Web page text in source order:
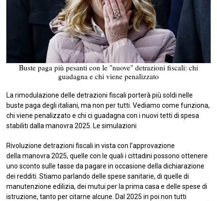
Buste paga più pesanti con le "nuove" detrazioni fiscali: chi
guadagna e chi viene penalizzato
La rimodulazione delle detrazioni fiscali porterà più soldi nelle
buste paga degli italiani, ma non per tutti. Vediamo come funziona,
chi viene penalizzato e chi ci guadagna con i nuovi tetti di spesa
stabiliti dalla manovra 2025. Le simulazioni
Rivoluzione detrazioni fiscali in vista con l’approvazione
della manovra 2025, quelle con le quali i cittadini possono ottenere
uno sconto sulle tasse da pagare in occasione della dichiarazione
dei redditi. Stiamo parlando delle spese sanitarie, di quelle di
manutenzione edilizia, dei mutui per la prima casa e delle spese di
istruzione, tanto per citarne alcune. Dal 2025 in poi non tutti